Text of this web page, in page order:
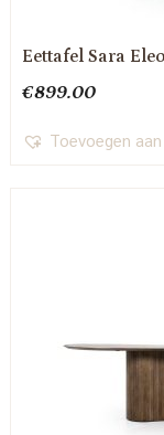
Eettafel Sara
€899.00
Toevoegen